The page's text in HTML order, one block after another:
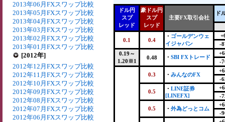
2013年06月FXスワップ比較
2013年05月FXスワップ比較
2013年04月FXスワップ比較
2013年03月FXスワップ比較
2013年02月FXスワップ比較
2013年01月FXスワップ比較
[2012年]
2012年12月FXスワップ比較
2012年11月FXスワップ比較
2012年10月FXスワップ比較
2012年09月FXスワップ比較
2012年08月FXスワップ比較
2012年07月FXスワップ比較
2012年06月FXスワップ比較
ドル円
スプ
レッド
豪ドル円
スプ
レッド
主要FX取引会社
ド
0.1 0.4
・ ゴールデンウェ
イジャパン
-
0.19～
1.20※1
0.48 ・ SBI FXトレード
-
0.3 ・ みんなのFX
-
0.5 ・ LINE証券
[LINEFX]
-
0.5 ・ 外為どっとコム
-